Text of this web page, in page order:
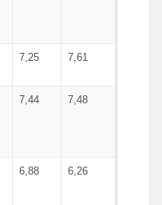
7,25 7,61
7,44 7,48
6,88 6,26